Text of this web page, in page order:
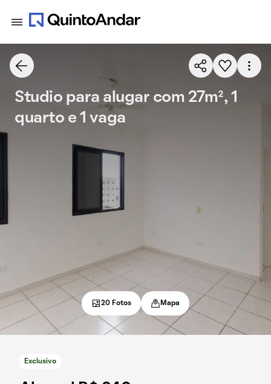
Exclusivo
Studio para alugar com 27m², 1
quarto e 1 vaga
20 Fotos Mapa